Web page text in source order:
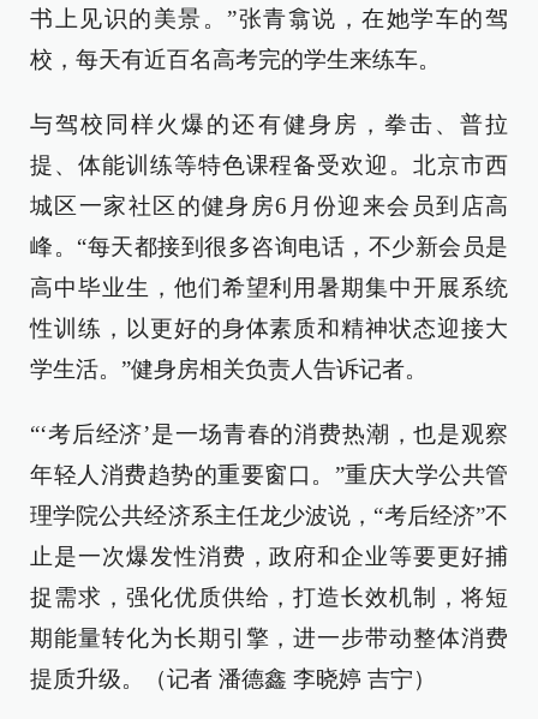
书上见识的美景。”张青翕说，在她学车的驾
校，每天有近百名高考完的学生来练车。
与驾校同样火爆的还有健身房，拳击、普拉
提、体能训练等特色课程备受欢迎。北京市西
城区一家社区的健身房6月份迎来会员到店高
峰。“每天都接到很多咨询电话，不少新会员是
高中毕业生，他们希望利用暑期集中开展系统
性训练，以更好的身体素质和精神状态迎接大
学生活。”健身房相关负责人告诉记者。
“‘考后经济’是一场青春的消费热潮，也是观察
年轻人消费趋势的重要窗口。”重庆大学公共管
理学院公共经济系主任龙少波说，“考后经济”不
止是一次爆发性消费，政府和企业等要更好捕
捉需求，强化优质供给，打造长效机制，将短
期能量转化为长期引擎，进一步带动整体消费
提质升级。（记者 潘德鑫 李晓婷 吉宁）